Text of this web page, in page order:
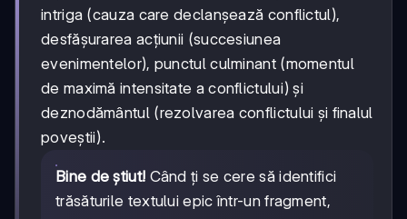
intriga (cauza care declanșează conflictul),
desfăşurarea acţiunii (succesiunea
evenimentelor), punctul culminant (momentul
de maximă intensitate a conflictului) și
deznodământul (rezolvarea conflictului și finalul
poveștii).
Bine de știut! Când ți se cere să identifici
trăsăturile textului epic într-un fragment,